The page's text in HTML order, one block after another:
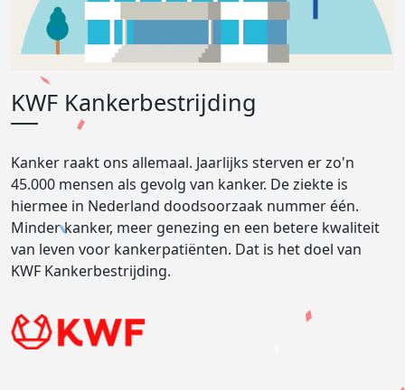
KWF Kankerbestrijding
Kanker raakt ons allemaal. Jaarlijks sterven er zo'n
45.000 mensen als gevolg van kanker. De ziekte is
hiermee in Nederland doodsoorzaak nummer één.
Minder kanker, meer genezing en een betere kwaliteit
van leven voor kankerpatiënten. Dat is het doel van
KWF Kankerbestrijding.